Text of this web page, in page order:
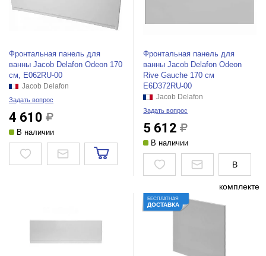
Фронтальная панель для
ванны Jacob Delafon Odeon 170
см, E062RU-00
Jacob Delafon
Задать вопрос
4 610
В наличии
Фронтальная панель для
ванны Jacob Delafon Odeon
Rive Gauche 170 см
E6D372RU-00
Jacob Delafon
Задать вопрос
5 612
В наличии
В
комплекте
БЕСПЛАТНАЯ
ДОСТАВКА